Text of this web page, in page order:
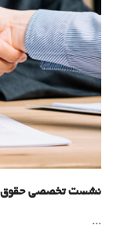
نشست تخصصی حقوق
...